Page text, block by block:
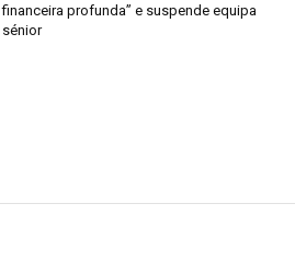
financeira profunda” e suspende equipa
sénior